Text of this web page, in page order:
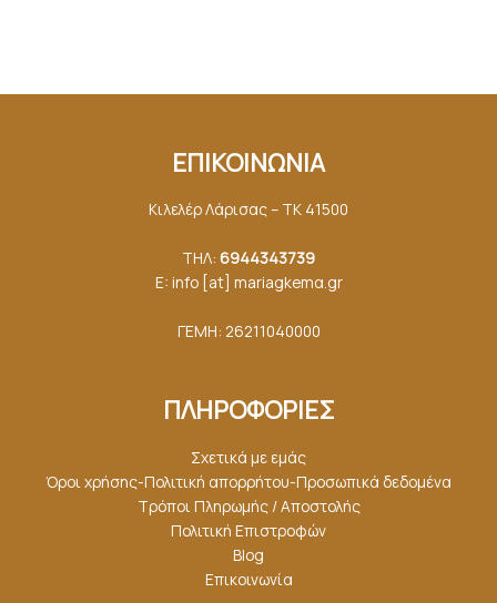
ΕΠΙΚΟΙΝΩΝΙΑ
Κιλελέρ Λάρισας – ΤΚ 41500
ΤΗΛ: 6944343739
E: info [at] mariagkemα.gr
ΓΕΜΗ: 26211040000
ΠΛΗΡΟΦΟΡΙΕΣ
Σχετικά με εμάς
Όροι χρήσης-Πολιτική απορρήτου-Προσωπικά δεδομένα
Τρόποι Πληρωμής / Αποστολής
Πολιτική Επιστροφών
Blog
Επικοινωνία